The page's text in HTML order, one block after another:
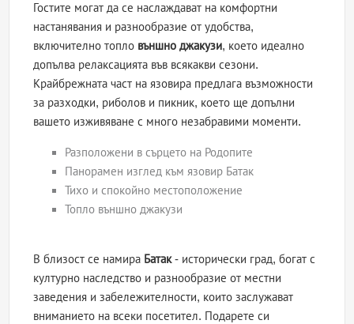
Гостите могат да се наслаждават на комфортни
настанявания и разнообразие от удобства,
включително топло външно джакузи, което идеално
допълва релаксацията във всякакви сезони.
Крайбрежната част на язовира предлага възможности
за разходки, риболов и пикник, което ще допълни
вашето изживяване с много незабравими моменти.
Разположени в сърцето на Родопите
Панорамен изглед към язовир Батак
Тихо и спокойно местоположение
Топло външно джакузи
В близост се намира Батак- исторически град, богат с
културно наследство и разнообразие от местни
заведения и забележителности, които заслужават
вниманието на всеки посетител. Подарете си